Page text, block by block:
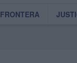
FRONTERA